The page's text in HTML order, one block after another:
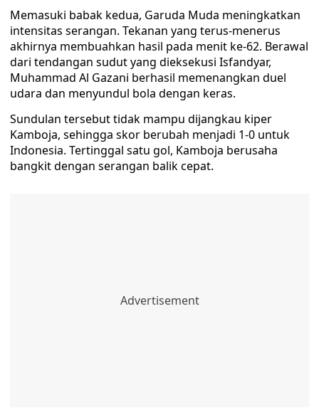
Memasuki babak kedua, Garuda Muda meningkatkan
intensitas serangan. Tekanan yang terus-menerus
akhirnya membuahkan hasil pada menit ke-62. Berawal
dari tendangan sudut yang dieksekusi Isfandyar,
Muhammad Al Gazani berhasil memenangkan duel
udara dan menyundul bola dengan keras.
Sundulan tersebut tidak mampu dijangkau kiper
Kamboja, sehingga skor berubah menjadi 1-0 untuk
Indonesia. Tertinggal satu gol, Kamboja berusaha
bangkit dengan serangan balik cepat.